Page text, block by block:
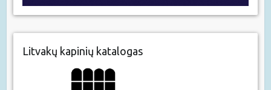
Litvakų kapinių katalogas